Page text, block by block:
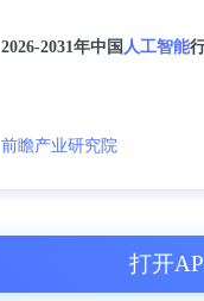
2026-2031年中国 人工智能
前瞻产业研究院
打开